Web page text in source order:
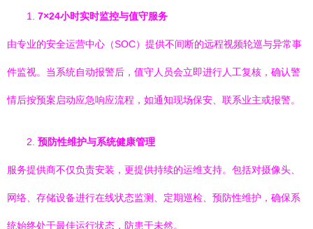
1. 7×24小时实时监控与值守服务
由专业的安全运营中心（SOC）提供不间断的远程视频轮巡与异常事
件监视。当系统自动报警后，值守人员会立即进行人工复核，确认警
情后按预案启动应急响应流程，如通知现场保安、联系业主或报警。
2. 预防性维护与系统健康管理
服务提供商不仅负责安装，更提供持续的运维支持。包括对摄像头、
网络、存储设备进行在线状态监测、定期巡检、预防性维护，确保系
统始终处于最佳运行状态，防患于未然。